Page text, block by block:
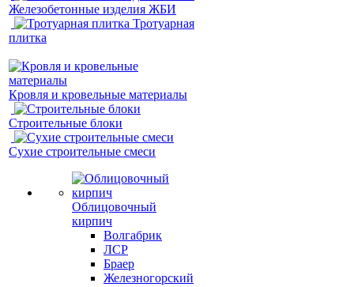
Железобетонные изделия ЖБИ
Тротуарная
плитка
Кровля и кровельные материалы
Строительные блоки
Сухие строительные смеси
Облицовочный
кирпич
Волгабрик
ЛСР
Браер
Железногорский